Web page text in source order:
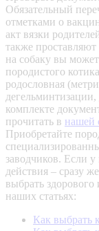
Обязательный
отметками о
акт вязки
также
на собаку вы
породистого
родословная
комплекте
прочитать в нашей
Приобретайте
заводчиков. Если
действия – сразу
выбрать
наших статьях:
Как выбрать